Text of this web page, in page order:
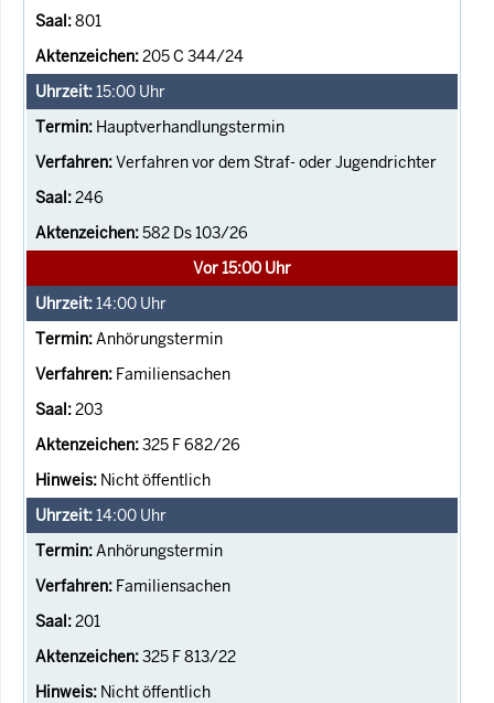
801
205 C 344/24
15:00 Uhr
Hauptverhandlungstermin
Verfahren vor dem Straf- oder Jugendrichter
246
582 Ds 103/26
Vor 15:00 Uhr
14:00 Uhr
Anhörungstermin
Familiensachen
203
325 F 682/26
Nicht öffentlich
14:00 Uhr
Anhörungstermin
Familiensachen
201
325 F 813/22
Nicht öffentlich